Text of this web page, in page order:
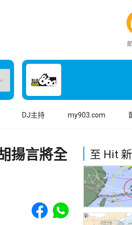
DJ主持 my903.com
揚言將全
Share to Facebook
Share to WhatsApp
至 Hit